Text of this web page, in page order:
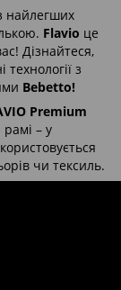
найлегших
Flavio це
Дізнайтеся,
з
Bebetto!
Premium
– у
чи тексиль.